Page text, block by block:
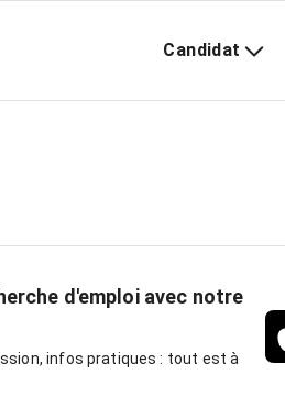
Candidat
d'emploi avec notre
infos pratiques : tout est à